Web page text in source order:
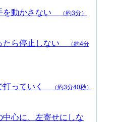
を動かさない （約3分）
たら停止しない
（約4分
打っていく （約3分40秒）
中心に、左寄せにしな